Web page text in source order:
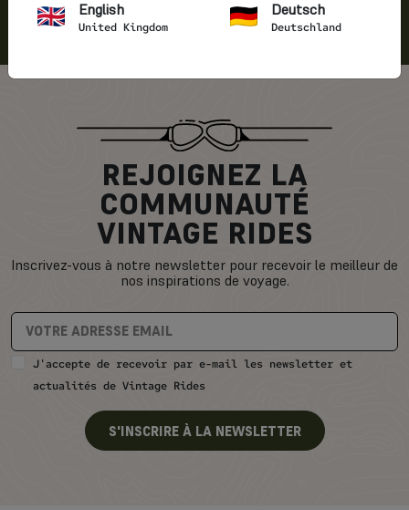
REJOIGNEZ LA
COMMUNAUTÉ
VINTAGE RIDES
Inscrivez-vous à notre newsletter pour recevoir le meilleur de
nos inspirations de voyage.
J'accepte de recevoir par e-mail les newsletter et
actualités de Vintage Rides
S'INSCRIRE À LA NEWSLETTER
English
United Kingdom
Deutsch
Deutschland